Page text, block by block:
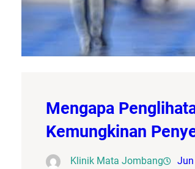
Mengapa
Kemungkinan
Klinik Mata Jombang